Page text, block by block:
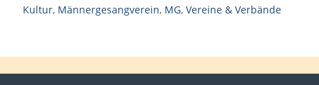
Kultur, Männergesangverein, MG, Vereine & Verbände